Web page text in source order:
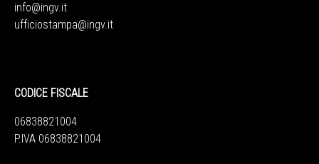
info@ingv.it
ufficiostampa@ingv.it
CODICE FISCALE
06838821004
P.IVA 06838821004